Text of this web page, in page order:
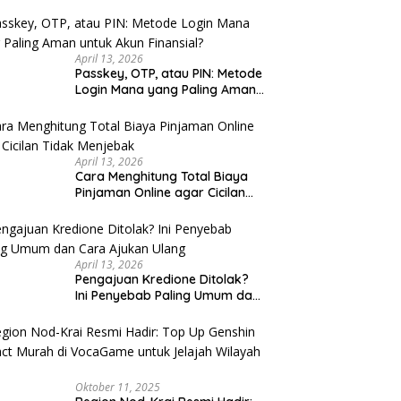
April 13, 2026
Passkey, OTP, atau PIN: Metode
Login Mana yang Paling Aman
April 13, 2026
Cara Menghitung Total Biaya
Pinjaman Online agar Cicilan
April 13, 2026
Pengajuan Kredione Ditolak?
Ini Penyebab Paling Umum dan
Oktober 11, 2025